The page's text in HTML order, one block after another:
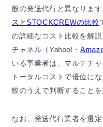
般の発送代行と異なります
スとSTOCKCREWの比較
の詳細なコスト比較を解
チャネル（Yahoo!・
いる事業者は、マルチチ
トータルコストで優位に
較のうえで判断することを
なお、発送代行業者を選